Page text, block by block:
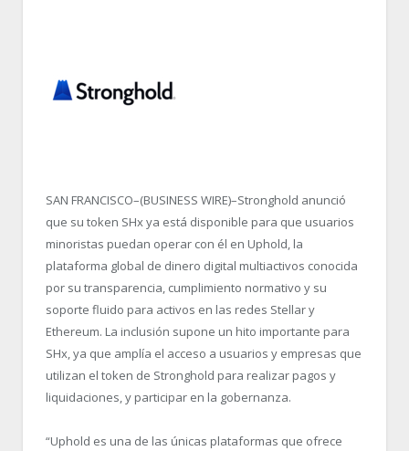
SAN FRANCISCO–(BUSINESS WIRE)–Stronghold anunció
que su token SHx ya está disponible para que usuarios
minoristas puedan operar con él en Uphold, la
plataforma global de dinero digital multiactivos conocida
por su transparencia, cumplimiento normativo y su
soporte fluido para activos en las redes Stellar y
Ethereum. La inclusión supone un hito importante para
SHx, ya que amplía el acceso a usuarios y empresas que
utilizan el token de Stronghold para realizar pagos y
liquidaciones, y participar en la gobernanza.
“Uphold es una de las únicas plataformas que ofrece